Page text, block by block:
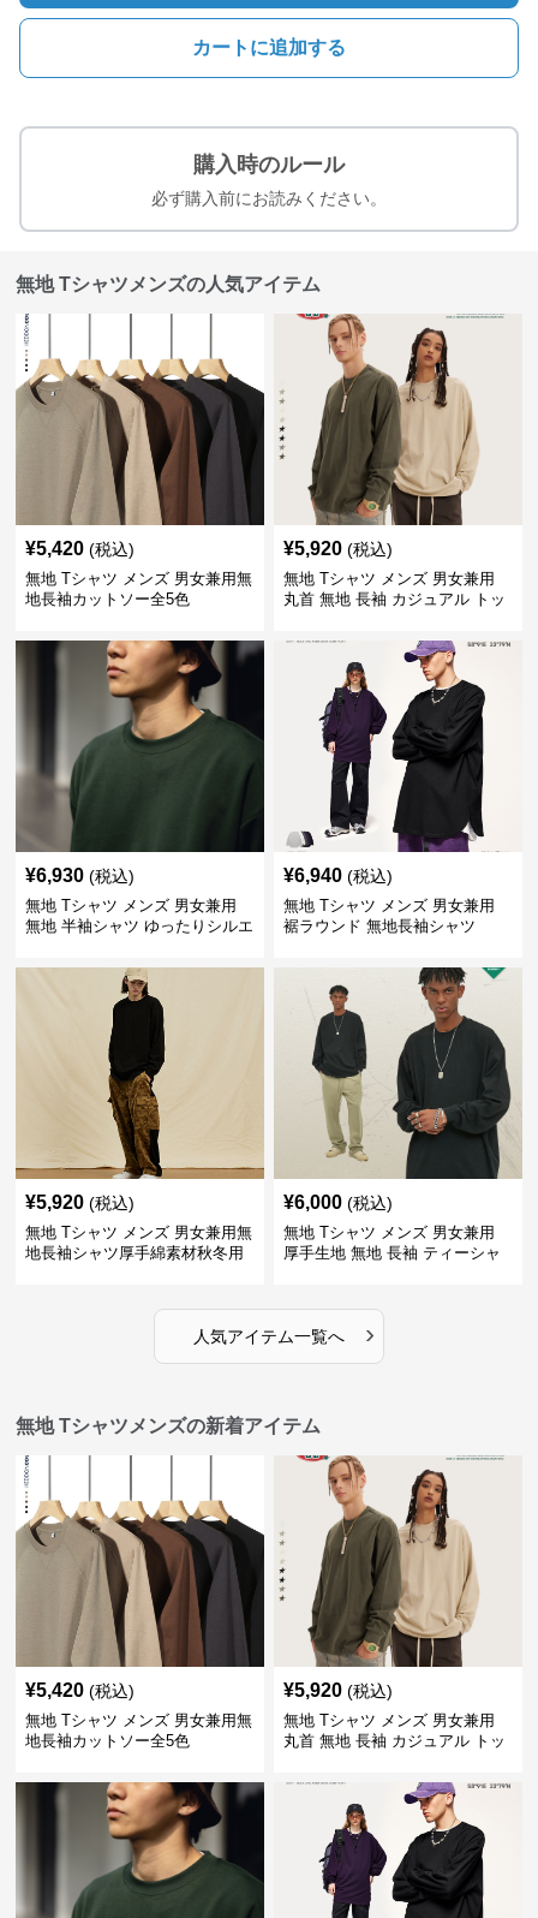
カートに追加する
購入時のルール
必ず購入前にお読みください。
無地 Tシャツメンズの人気アイテム
¥5,420 (税込)
無地 Tシャツ メンズ 男女兼用無
地長袖カットソー全5色
¥5,920 (税込)
無地 Tシャツ メンズ 男女兼用
丸首 無地 長袖 カジュアル トッ
¥6,930 (税込)
無地 Tシャツ メンズ 男女兼用
無地 半袖シャツ ゆったりシルエ
¥6,940 (税込)
無地 Tシャツ メンズ 男女兼用
裾ラウンド 無地長袖シャツ
¥5,920 (税込)
無地 Tシャツ メンズ 男女兼用無
地長袖シャツ厚手綿素材秋冬用
¥6,000 (税込)
無地 Tシャツ メンズ 男女兼用
厚手生地 無地 長袖 ティーシャ
人気アイテム一覧へ ›
無地 Tシャツメンズの新着アイテム
¥5,420 (税込)
無地 Tシャツ メンズ 男女兼用無
地長袖カットソー全5色
¥5,920 (税込)
無地 Tシャツ メンズ 男女兼用
丸首 無地 長袖 カジュアル トッ